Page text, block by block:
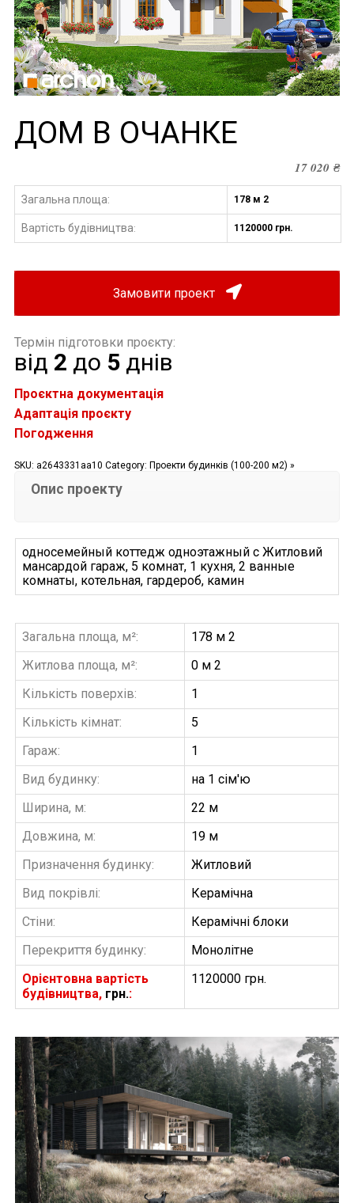
ДОМ В ОЧАНКЕ
17 020₴
Загальна площа: 178 м 2
Вартість будівництва: 1120000 грн.
Замовити проект
Термін підготовки проєкту:
від 2 до 5 днів
Проєктна документація
Адаптація проєкту
Погодження
SKU: a2643331aa10 Category: Проекти будинків (100-200 м2) »
Опис проекту
односемейный коттедж одноэтажный с Житловий
мансардой гараж, 5 комнат, 1 кухня, 2 ванные
комнаты, котельная, гардероб, камин
Загальна площа, м²:
178 м 2
Житлова площа, м²:
0 м 2
Кількість поверхів:
1
Кількість кімнат:
5
Гараж:
1
Вид будинку:
на 1 сім'ю
Ширина, м:
22 м
Довжина, м:
19 м
Призначення будинку:
Житловий
Вид покрівлі:
Керамічна
Стіни:
Керамічні блоки
Перекриття будинку:
Монолітне
Орієнтовна вартість
будівництва, грн.:
1120000 грн.
БУДІВНИЦТВО БУДИНКІВ
З
АББ”ТВІЙ ПРОЕКТ”
Замовити будівництво